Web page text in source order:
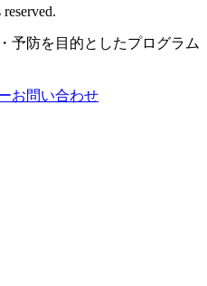
予防を目的としたプログラム
お問い合わせ